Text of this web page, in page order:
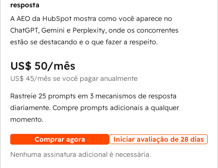
resposta
A AEO da HubSpot mostra como você aparece no
ChatGPT, Gemini e Perplexity, onde os concorrentes
estão se destacando e o que fazer a respeito.
US$ 50/mês
US$ 45/mês se você pagar anualmente
Rastreie 25 prompts em 3 mecanismos de resposta
diariamente. Compre prompts adicionais a qualquer
momento.
Comprar agora
Iniciar avaliação de 28 dias
Nenhuma assinatura adicional é necessária.